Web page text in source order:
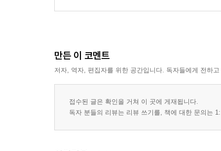
만든 이 코멘트
저자, 역자, 편집자를 위한 공간입니다. 독자들에게 전하
접수된 글은 확인을 거쳐 이 곳에 게재됩니다.
독자 분들의 리뷰는 리뷰 쓰기를, 책에 대한 문의는